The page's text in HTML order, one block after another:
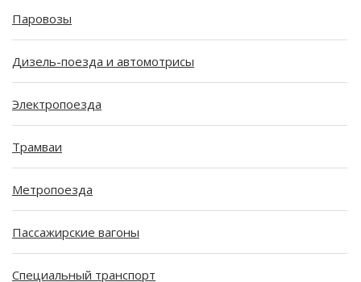
Паровозы
Дизель-поезда и автомотрисы
Электропоезда
Трамваи
Метропоезда
Пассажирские вагоны
Специальный транспорт